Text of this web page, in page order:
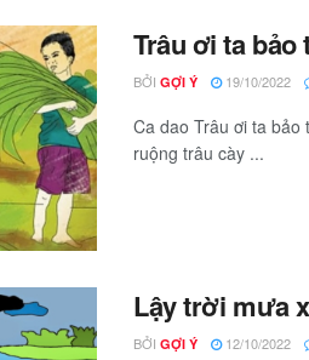
Trâu ơi ta bảo
BỞI GỢI Ý 19/10/2022
Ca dao Trâu ơi ta bảo
ruộng trâu cày ...
Lậy trời mưa
BỞI GỢI Ý 12/10/2022